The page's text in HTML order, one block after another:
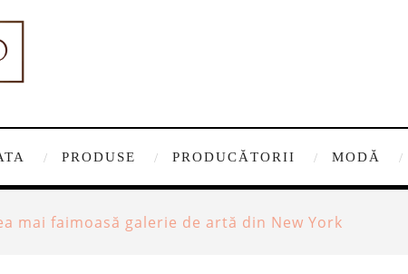
PRODUSE PRODUCĂTORII MODĂ
mai faimoasă galerie de artă din New York